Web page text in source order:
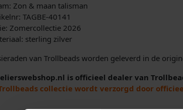
Zon & maan talisman
TAGBE-40141
Zomercollectie 2026
sterling zilver
van Trollbeads worden geleverd in de
is officieel dealer van
collectie wordt verzorgd door